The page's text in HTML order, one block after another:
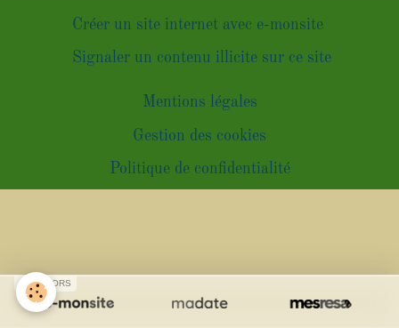
Créer un site internet avec e-monsite
Signaler un contenu illicite sur ce site
Mentions légales
Gestion des cookies
Politique de confidentialité
SPONSORS